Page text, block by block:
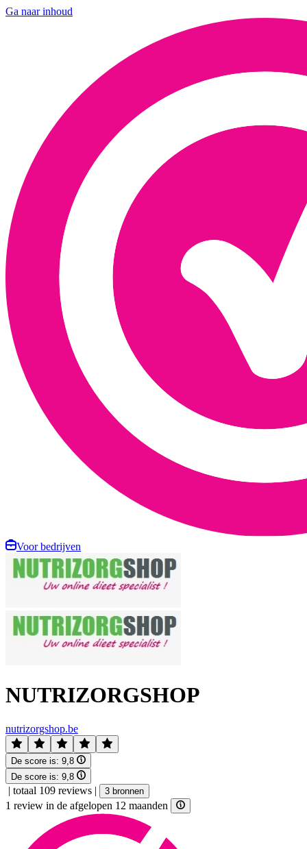
Ga naar inhoud
Voor bedrijven
NUTRIZORGSHOP
nutrizorgshop.be
De score is: 9,8
De score is: 9,8
| totaal 109 reviews | 3 bronnen
1 review in de afgelopen 12 maanden